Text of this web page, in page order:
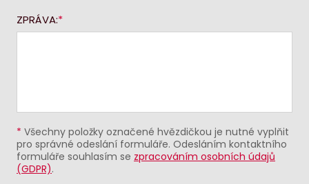
ZPRÁVA:
* Všechny položky označené hvězdičkou je nutné vyplňit
pro správné odeslání formuláře. Odesláním kontaktního
formuláře souhlasím se zpracováním osobních údajů
(GDPR).